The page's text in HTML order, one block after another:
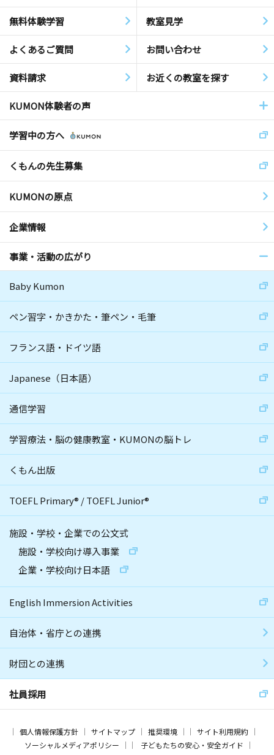
無料体験学習 教室見学
よくあるご質問 お問い合わせ
資料請求 お近くの教室を探す
KUMON体験者の声
学習中の方へ
くもんの先生募集
KUMONの原点
企業情報
事業・活動の広がり
Baby Kumon
ペン習字・かきかた・筆ペン・毛筆
フランス語・ドイツ語
Japanese（日本語）
通信学習
学習療法・脳の健康教室・KUMONの脳トレ
くもん出版
TOEFL Primary® /TOEFL Junior®
施設・学校・企業での公文式
施設・学校向け導入事業
企業・学校向け日本語
English Immersion Activities
自治体・省庁との連携
財団との連携
社員採用
個人情報保護方針 サイトマップ 推奨環境
サイト利用規約
ソーシャルメディアポリシー
子どもたちの安心・安全ガイド